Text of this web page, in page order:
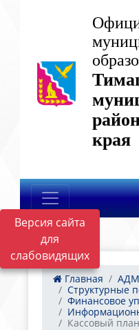
Версия сайта
для
слабовидящих
края
Главная
Структурные
Финансовое
Кассовый